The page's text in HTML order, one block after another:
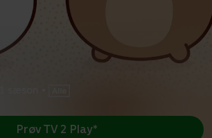
Prøv TV 2 Play*